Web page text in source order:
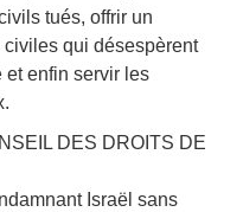
tués, offrir un
qui désespèrent
et enfin servir les
DES DROITS DE
Israël sans